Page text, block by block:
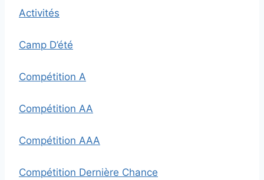
Activités
Camp D’été
Compétition A
Compétition AA
Compétition AAA
Compétition Dernière Chance